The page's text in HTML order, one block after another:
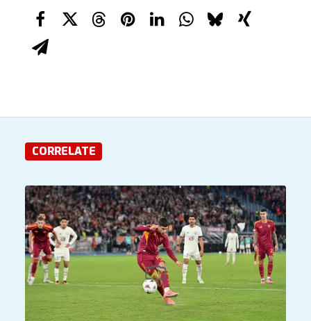
CORRELATE